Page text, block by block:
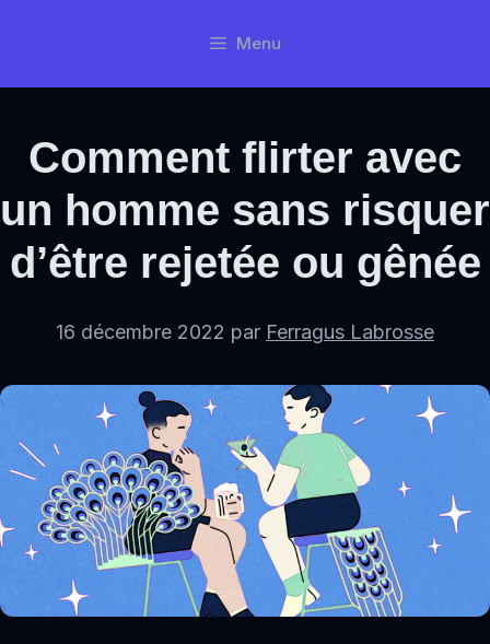
Menu
Comment flirter avec
un homme sans risquer
d’être rejetée ou gênée
16 décembre 2022 par Ferragus Labrosse